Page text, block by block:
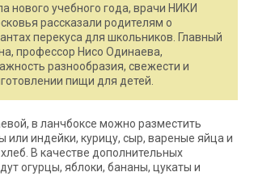
нового учебного года, врачи НИКИ
рассказали родителям о
перекуса для школьников. Главный
профессор Нисо Одинаева,
разнообразия, свежести и
пищи для детей.
в ланчбоксе можно разместить
или индейки, курицу, сыр, вареные яйца и
В качестве дополнительных
огурцы, яблоки, бананы, цукаты и